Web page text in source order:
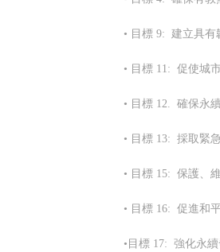
• 目標 9: 建立具有
• 目標 11: 促使城
• 目標 12. 確保永
• 目標 13: 採取緊
• 目標 15: 保護、
• 目標 16: 促進和
•目標 17: 強化永